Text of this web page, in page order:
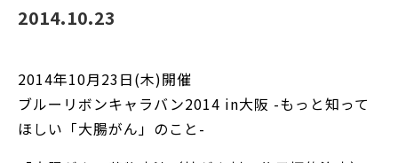
2014.10.23
2014年10月23日(木)開催
ブルーリボンキャラバン2014 in大阪 -もっと知って
ほしい「大腸がん」のこと-